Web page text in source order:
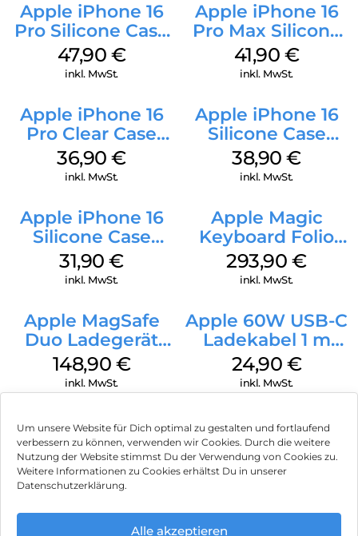
Um unsere Website für Dich optimal zu gestalten und fortlaufend
verbessern zu können, verwenden wir Cookies. Durch die weitere
Nutzung der Website stimmst Du der Verwendung von Cookies zu.
Weitere Informationen zu Cookies erhältst Du in unserer
Datenschutzerklärung.
Alle akzeptieren
Apple iPhone 16
Pro Silicone Case
MagSafe Denim
47,90 €
inkl. MwSt.
Apple iPhone 16
Pro Max Silicone
Case MagSafe
Ultramarine
41,90 €
inkl. MwSt.
Apple iPhone 16
Pro Clear Case
MagSafe
Transparent
36,90€
inkl. MwSt.
Apple iPhone 16
Silicone Case
MagSafe
Ultramarine
38,90€
inkl. MwSt.
Apple iPhone 16
Silicone Case
MagSafe Fuchsia
31,90€
inkl. MwSt.
Apple Magic
Keyboard Folio
iPad 10.9″ (10.Gen.)
Weiß
293,90€
inkl. MwSt.
Apple MagSafe
Duo Ladegerät
Weiß
148,90 €
inkl. MwSt.
Apple 60W USB-C
Ladekabel 1 m
Weiß
24,90 €
inkl. MwSt.
Impressum